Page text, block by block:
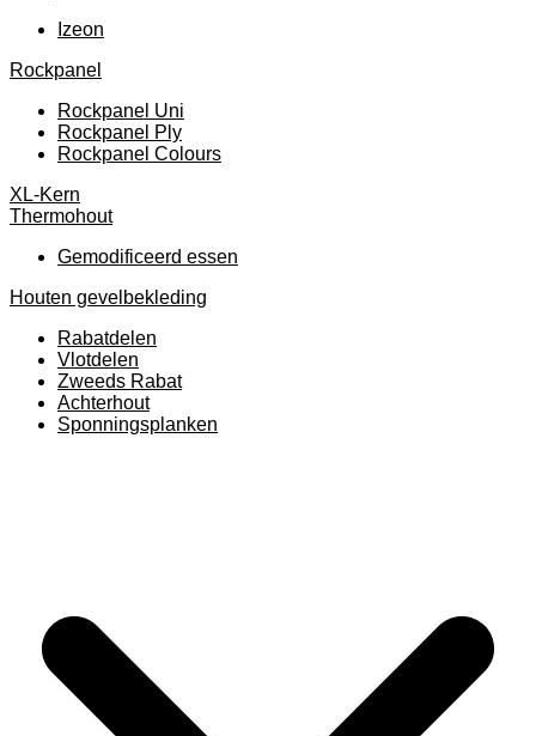
Izeon
Rockpanel
Rockpanel Uni
Rockpanel Ply
Rockpanel Colours
XL-Kern
Thermohout
Gemodificeerd essen
Houten gevelbekleding
Rabatdelen
Vlotdelen
Zweeds Rabat
Achterhout
Sponningsplanken